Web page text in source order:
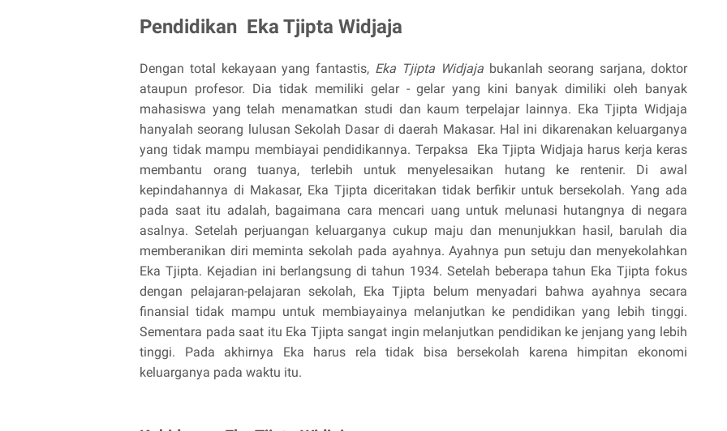
Pendidikan Eka Tjipta Widjaja
Dengan total kekayaan yang fantastis, Eka Tjipta Widjajabukanlah seorang sarjana, doktor
ataupun profesor. Dia tidak memiliki gelar - gelar yang kini banyak dimiliki oleh banyak
mahasiswa yang telah menamatkan studi dan kaum terpelajar lainnya. Eka Tjipta Widjaja
hanyalah seorang lulusan Sekolah Dasar di daerah Makasar. Hal ini dikarenakan keluarganya
yang tidak mampu membiayai pendidikannya. Terpaksa Eka Tjipta Widjaja harus kerja keras
membantu orang tuanya, terlebih untuk menyelesaikan hutang ke rentenir. Di awal
kepindahannya di Makasar, Eka Tjipta diceritakan tidak berfikir untuk bersekolah. Yang ada
pada saat itu adalah, bagaimana cara mencari uang untuk melunasi hutangnya di negara
asalnya. Setelah perjuangan keluarganya cukup maju dan menunjukkan hasil, barulah dia
memberanikan diri meminta sekolah pada ayahnya. Ayahnya pun setuju dan menyekolahkan
Eka Tjipta. Kejadian ini berlangsung di tahun 1934. Setelah beberapa tahun Eka Tjipta fokus
dengan pelajaran-pelajaran sekolah, Eka Tjipta belum menyadari bahwa ayahnya secara
finansial tidak mampu untuk membiayainya melanjutkan ke pendidikan yang lebih tinggi.
Sementara pada saat itu Eka Tjipta sangat ingin melanjutkan pendidikan ke jenjang yang lebih
tinggi. Pada akhirnya Eka harus rela tidak bisa bersekolah karena himpitan ekonomi
keluarganya pada waktu itu.